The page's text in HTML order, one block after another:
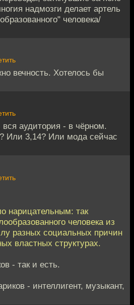
надмозги делает артель
человека/
вечность. Хотелось бы
аудитория - в чёрном.
Или 3,14? Или мода сейчас
нарицательным: так
человека из
разных социальных причин
властных структурах.
- так и есть.
- интеллигент, музыкант,